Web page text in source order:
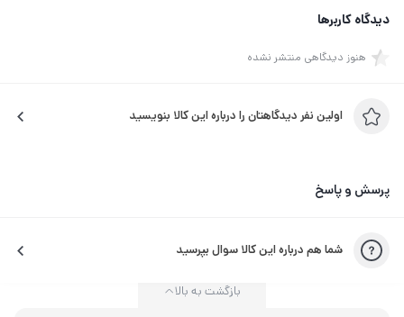
دیدگاه کاربرها
هنوز دیدگاهی منتشر نشده
اولین نفر دیدگاهتان را درباره این کالا بنویسید
پرسش و پاسخ
شما هم درباره این کالا سوال بپرسید
بازگشت به بالا